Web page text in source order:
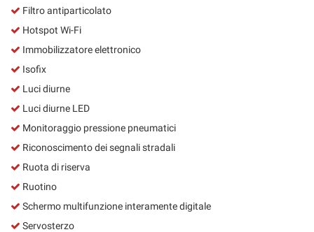
Filtro antiparticolato
Hotspot Wi-Fi
Immobilizzatore elettronico
Isofix
Luci diurne
Luci diurne LED
Monitoraggio pressione pneumatici
Riconoscimento dei segnali stradali
Ruota di riserva
Ruotino
Schermo multifunzione interamente digitale
Servosterzo